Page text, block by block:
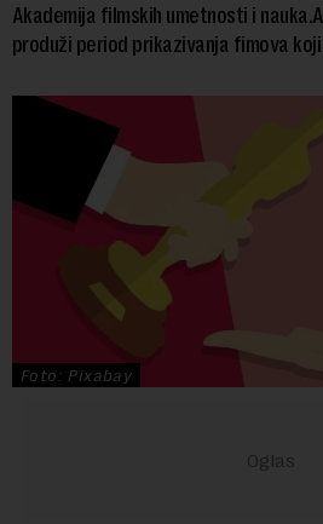
Akademija filmskih umetnosti i
produži period prikazivanja fimova koji
Foto: Pixabay